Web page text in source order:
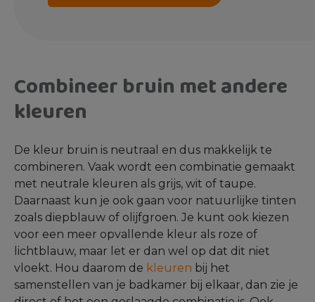
Combineer bruin met andere
kleuren
De kleur bruin is neutraal en dus makkelijk te
combineren. Vaak wordt een combinatie gemaakt
met neutrale kleuren als grijs, wit of taupe.
Daarnaast kun je ook gaan voor natuurlijke tinten
zoals diepblauw of olijfgroen. Je kunt ook kiezen
voor een meer opvallende kleur als roze of
lichtblauw, maar let er dan wel op dat dit niet
vloekt. Hou daarom de kleuren bij het
samenstellen van je badkamer bij elkaar, dan zie je